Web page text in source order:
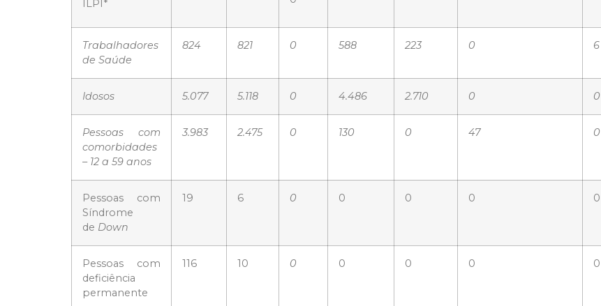
ILPI*
Trabalhadores
de Saúde
824 821 0 588 223 0 6
Idosos 5.077 5.118 0 4.486 2.710 0 0
Pessoas com
comorbidades
– 12 a 59 anos
3.983 2.475 0 130 0 47 0
Pessoas com
Síndrome
de Down
19 6 0 0 0 0 0
Pessoas com
deficiência
permanente
116 10 0 0 0 0 0